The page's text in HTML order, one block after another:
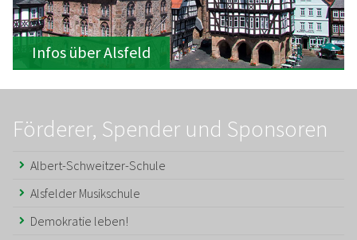
Infos über Alsfeld
Förderer, Spender und Sponsoren
Albert-Schweitzer-Schule
Alsfelder Musikschule
Demokratie leben!